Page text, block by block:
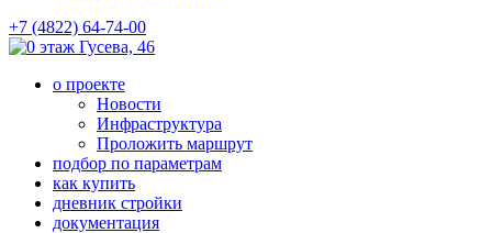
+7 (4822) 64-74-00
Гусева, 46
о проекте
Новости
Инфраструктура
Проложить маршрут
подбор по параметрам
как купить
дневник стройки
документация